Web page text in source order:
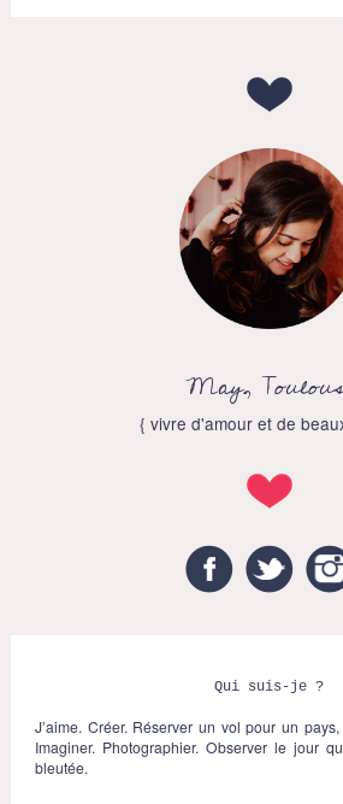
May,
{ vivre d'amour et de
FacebookTwitter
Qui suis-je ?
J’aime. Créer. Réserver un vol pour un
Imaginer. Photographier. Observer le jour
bleutée.